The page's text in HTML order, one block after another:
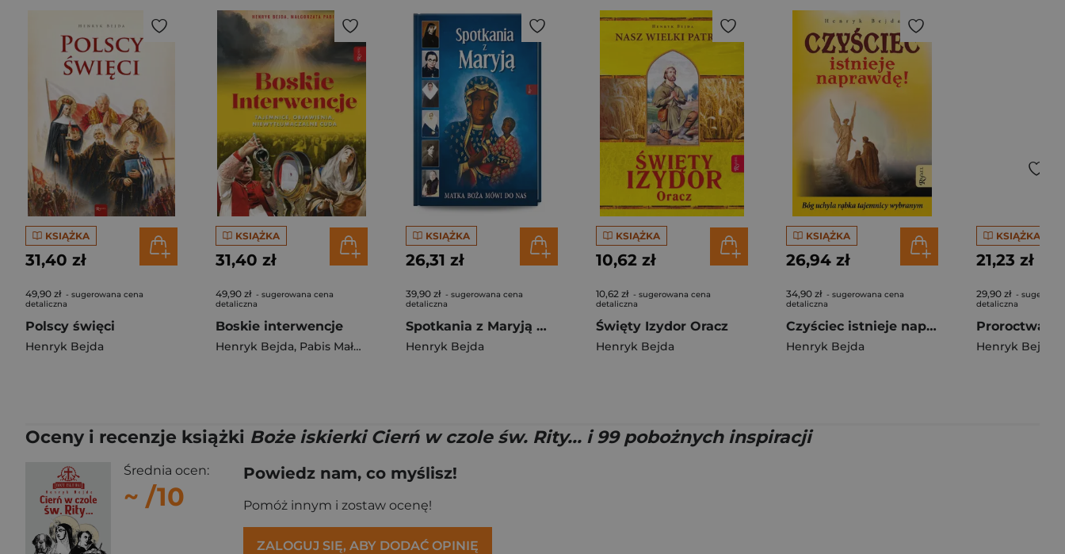
KSIĄŻKA
31,40 zł
49,90 zł - sugerowana cena
detaliczna
Polscy święci
Henryk Bejda
KSIĄŻKA
31,40 zł
49,90 zł - sugerowana cena
detaliczna
Boskie interwencje
Henryk Bejda, Pabis Małgorzata
KSIĄŻKA
26,31 zł
39,90 zł - sugerowana cena
detaliczna
Spotkania z Maryją Matka Boża mówi do nas
Henryk Bejda
KSIĄŻKA
10,62 zł
10,62 zł - sugerowana cena
detaliczna
Święty Izydor Oracz
Henryk Bejda
KSIĄŻKA
26,94 zł
34,90 zł - sugerowana cena
detaliczna
Czyściec istnieje naprawdę
Henryk Bejda
KSIĄŻKA
21,23 zł
29,90 zł -
detaliczna
Henryk Bejda
Oceny i recenzje książki Boże iskierki Cierń w czole św. Rity... i 99 pobożnych inspiracji
Średnia ocen:
~ /10
Powiedz nam, co myślisz!
Pomóż innym i zostaw ocenę!
ZALOGUJ SIĘ, ABY DODAĆ OPINIĘ